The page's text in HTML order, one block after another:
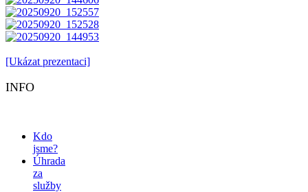
[Ukázat prezentaci]
INFO
Kdo
jsme?
Úhrada
za
služby